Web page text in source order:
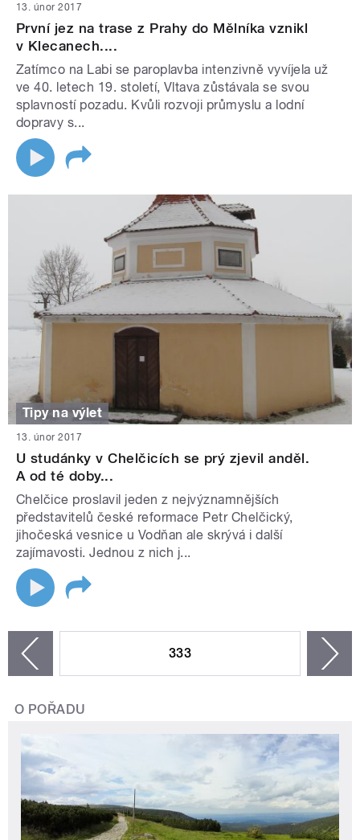
13. únor 2017
První jez na trase z Prahy do Mělníka vznikl
v Klecanech....
Zatímco na Labi se paroplavba intenzivně vyvíjela už
ve 40. letech 19. století, Vltava zůstávala se svou
splavností pozadu. Kvůli rozvoji průmyslu a lodní
dopravy s...
Tipy na výlet
13. únor 2017
U studánky v Chelčicích se prý zjevil anděl.
A od té doby...
Chelčice proslavil jeden z nejvýznamnějších
představitelů české reformace Petr Chelčický,
jihočeská vesnice u Vodňan ale skrývá i další
zajímavosti. Jednou z nich j...
333
O POŘADU